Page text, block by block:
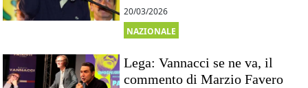
20/03/2026
NAZIONALE
Lega: Vannacci se ne va, il
commento di Marzio Favero